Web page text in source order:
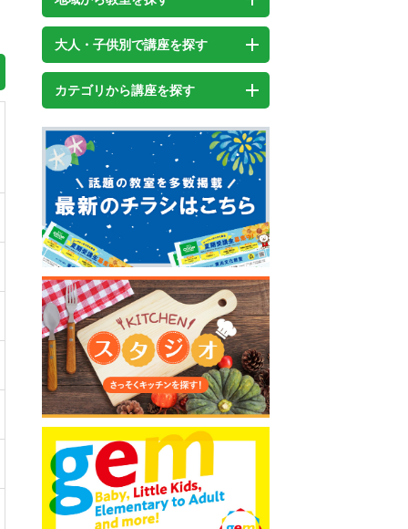
大人・子供別で講座を探す
カテゴリから講座を探す